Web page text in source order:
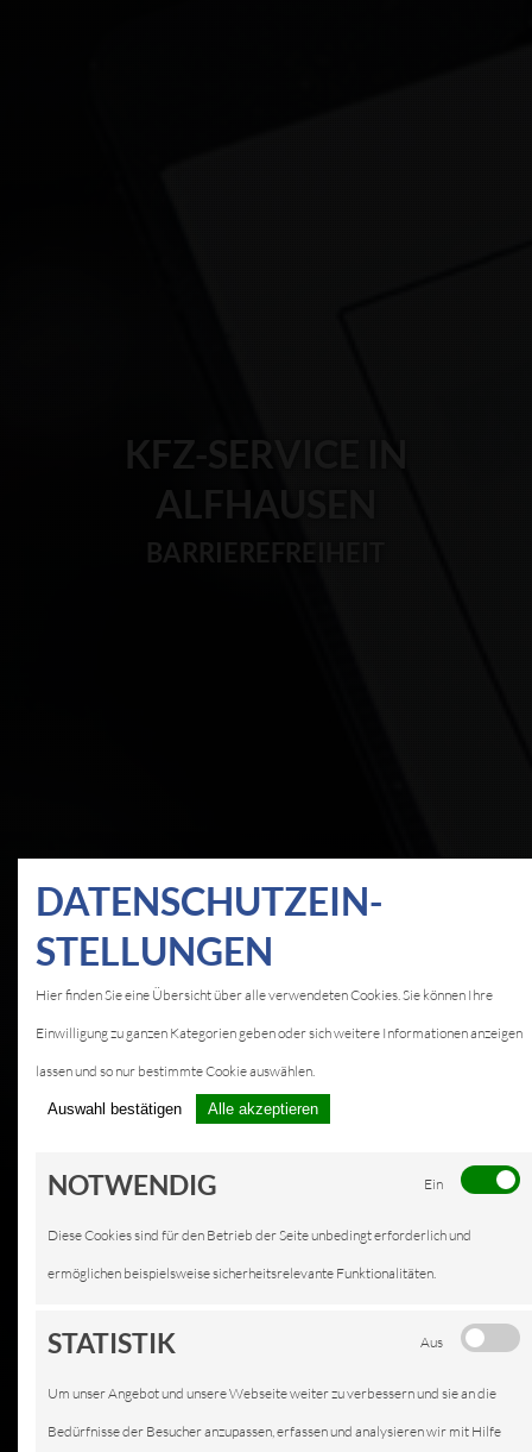
KFZ-SERVICE IN
ALFHAUSEN
BARRIEREFREIHEIT
DATEN­SCHUTZ­EIN­
STELLUNGEN
Hier finden Sie eine Übersicht über alle verwendeten Cookies. Sie können Ihre
Einwilligung zu ganzen Kategorien geben oder sich weitere Informationen anzeigen
lassen und so nur bestimmte Cookie auswählen.
Auswahl bestätigen Alle akzeptieren
NOTWENDIG Ein
Diese Cookies sind für den Betrieb der Seite unbedingt erforderlich und
ermöglichen beispielsweise sicherheitsrelevante Funktionalitäten.
STATISTIK Aus
Um unser Angebot und unsere Webseite weiter zu verbessern und sie an die
Bedürfnisse der Besucher anzupassen, erfassen und analysieren wir mit Hilfe